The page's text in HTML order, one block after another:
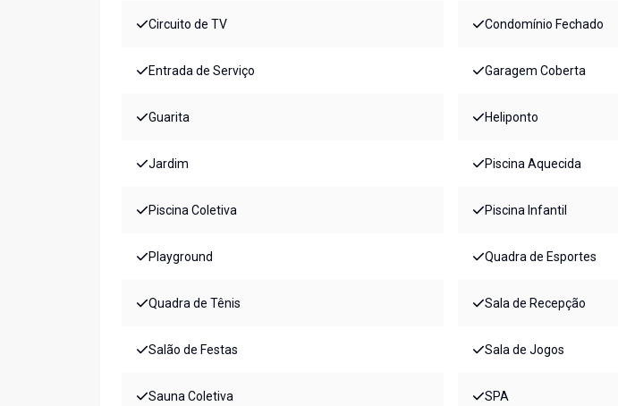
Circuito de TV Condomínio Fechado
Entrada de Serviço Garagem Coberta
Guarita Heliponto
Jardim Piscina Aquecida
Piscina Coletiva Piscina Infantil
Playground Quadra de Esportes
Quadra de Tênis Sala de Recepção
Salão de Festas Sala de Jogos
Sauna Coletiva SPA